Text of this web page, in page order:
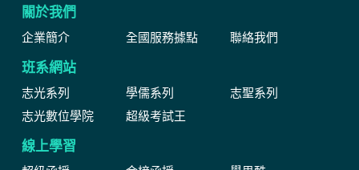
關於我們
企業簡介 全國服務據點 聯絡我們
班系網站
志光系列 學儒系列
志聖系列
志光數位學院
超級考試王
線上學習